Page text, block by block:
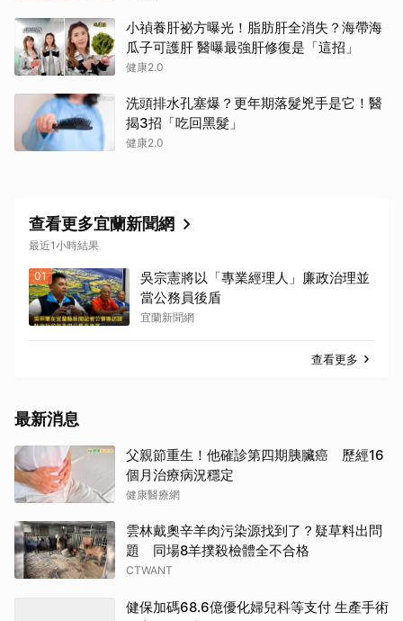
小禎養肝祕方曝光！脂肪肝全消失？海帶海
瓜子可護肝 醫曝最強肝修復是「這招」
健康2.0
洗頭排水孔塞爆？更年期落髮兇手是它！醫
揭3招「吃回黑髮」
健康2.0
查看更多宜蘭新聞網
最近1小時結果
01
吳宗憲將以「專業經理人」廉政治理並
當公務員後盾
宜蘭新聞網
查看更多
最新消息
父親節重生！他確診第四期胰臟癌 歷經16
個月治療病況穩定
健康醫療網
雲林戴奧辛羊肉污染源找到了？疑草料出問
題 同場8羊撲殺檢體全不合格
CTWANT
健保加碼68.6億優化婦兒科等支付 生產手術